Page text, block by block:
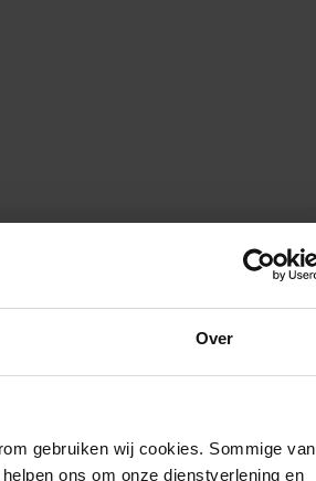
Over
gebruiken wij cookies. Sommige van
ons om onze dienstverlening en